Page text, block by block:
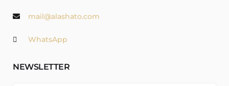
mail@alashato.com
WhatsApp
NEWSLETTER